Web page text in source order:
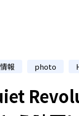
報 photo